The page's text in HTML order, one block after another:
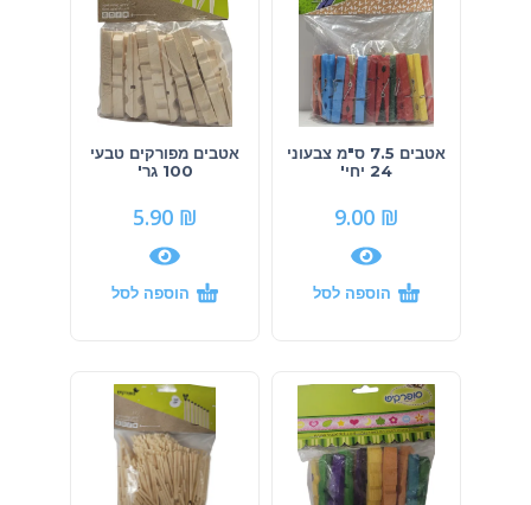
אטבים 7.5 ס"מ צבעוני
24 יחי'
9.00 ₪
הוספה לסל
אטבים מפורקים טבעי
100 גר'
5.90 ₪
הוספה לסל